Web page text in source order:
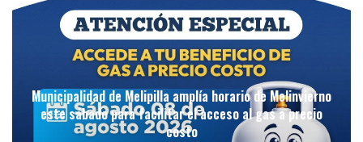
Municipalidad de Melipilla amplía horario de Melinvierno
este sábado para facilitar el acceso al gas a precio
costo